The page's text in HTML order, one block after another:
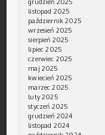
grudzień 2025
listopad 2025
październik 2025
wrzesień 2025
sierpień 2025
lipiec 2025
czerwiec 2025
maj 2025
kwiecień 2025
marzec 2025
luty 2025
styczeń 2025
grudzień 2024
listopad 2024